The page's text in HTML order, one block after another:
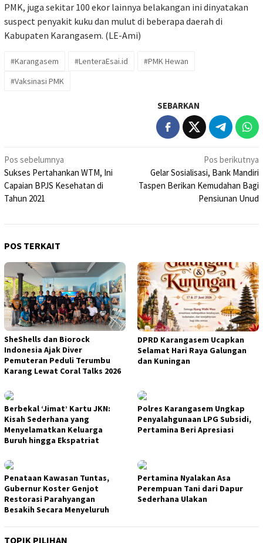
PMK, juga sekitar 100 ekor lainnya belakangan ini dinyatakan
suspect penyakit kuku dan mulut di beberapa daerah di
Kabupaten Karangasem. (LE-Ami)
#Karangasem #LenteraEsai.id
#PMK Hewan
#Vaksinasi PMK
SEBARKAN
Navigasi
pos
Pos sebelumnya
Sukses Pertahankan WTM, Ini
Capaian BPJS Kesehatan di
Tahun 2021
Pos berikutnya
Gelar Sosialisasi, Bank Mandiri
Taspen Berikan Kemudahan Bagi
Pensiunan Unud
POS TERKAIT
SheShells dan Biorock
Indonesia Ajak Diver
Pemuteran Peduli Terumbu
Karang Lewat Coral Talks 2026
DPRD Karangasem Ucapkan
Selamat Hari Raya Galungan
dan Kuningan
Berbekal ‘Jimat’ Kartu JKN:
Kisah Sederhana yang
Menyelamatkan Keluarga
Buruh hingga Ekspatriat
Polres Karangasem Ungkap
Penyalahgunaan LPG Subsidi,
Pertamina Beri Apresiasi
Penataan Kawasan Tuntas,
Gubernur Koster Genjot
Restorasi Parahyangan
Besakih Secara Menyeluruh
Pertamina Nyalakan Asa
Perempuan Tani dari Dapur
Sederhana Ulakan
TOPIK PILIHAN